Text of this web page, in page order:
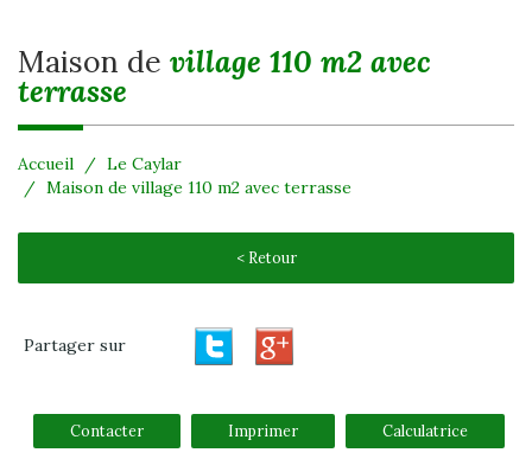
maison de village 110 m2 avec
terrasse
Accueil
Le Caylar
Maison de village 110 m2 avec terrasse
< Retour
Partager sur
Contacter Imprimer Calculatrice